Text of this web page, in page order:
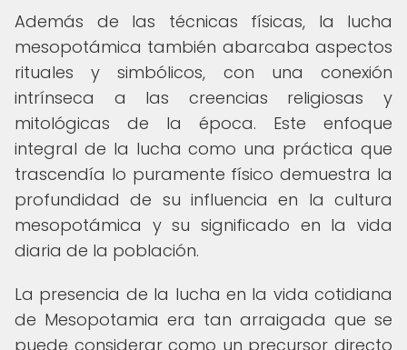
Además de las técnicas físicas, la lucha
mesopotámica también abarcaba aspectos
rituales y simbólicos, con una conexión
intrínseca a las creencias religiosas y
mitológicas de la época. Este enfoque
integral de la lucha como una práctica que
trascendía lo puramente físico demuestra la
profundidad de su influencia en la cultura
mesopotámica y su significado en la vida
diaria de la población.
La presencia de la lucha en la vida cotidiana
de Mesopotamia era tan arraigada que se
puede considerar como un precursor directo